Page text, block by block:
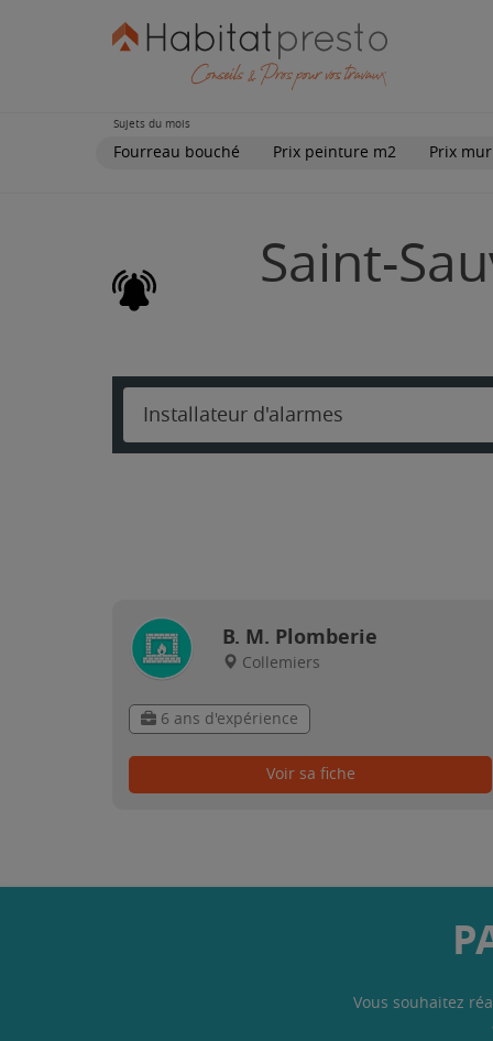
Sujets du mois
Fourreau bouché Prix peinture m2 Prix
Saint-
Installateur d'alarmes
B. M. Plomberie
Collemiers
6 ans d'expérience
Voir sa fiche
Vous souhaitez